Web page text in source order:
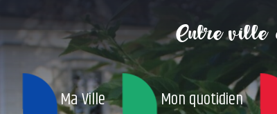
Entre ville
Ma Ville Mon quotidien